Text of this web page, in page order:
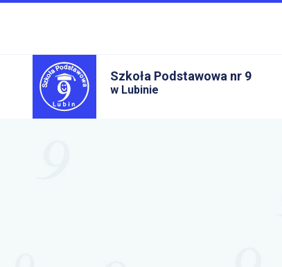
Szkoła Podstawowa nr 9
w Lubinie